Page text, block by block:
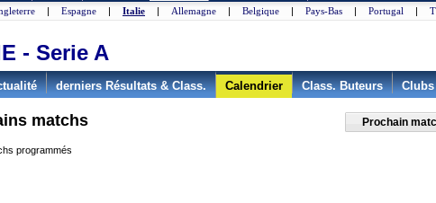
| Espagne | Italie | Allemagne | Belgique | Pays-Bas | Portugal |
- Serie A
derniers Résultats & Class. Calendrier Class. Buteurs Clubs
matchs Prochain
programmés